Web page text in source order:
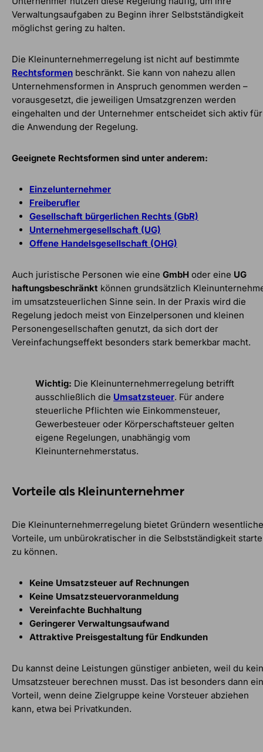
Verwaltungsaufgaben zu Beginn ihrer Selbstständigkeit
möglichst gering zu halten.
Die Kleinunternehmerregelung ist nicht auf bestimmte
Rechtsformen beschränkt. Sie kann von nahezu allen
Unternehmensformen in Anspruch genommen werden –
vorausgesetzt, die jeweiligen Umsatzgrenzen werden
eingehalten und der Unternehmer entscheidet sich aktiv für
die Anwendung der Regelung.
Geeignete Rechtsformen sind unter anderem:
Einzelunternehmer
Freiberufler
Gesellschaft bürgerlichen Rechts (GbR)
Unternehmergesellschaft (UG)
Offene Handelsgesellschaft (OHG)
Auch juristische Personen wie eine GmbH oder eine UG
haftungsbeschränkt können grundsätzlich
im umsatzsteuerlichen Sinne sein. In der Praxis wird die
Regelung jedoch meist von Einzelpersonen und kleinen
Personengesellschaften genutzt, da sich dort der
Vereinfachungseffekt besonders stark bemerkbar macht.
Wichtig: Die Kleinunternehmerregelung betrifft
ausschließlich die Umsatzsteuer. Für andere
steuerliche Pflichten wie Einkommensteuer,
Gewerbesteuer oder Körperschaftsteuer gelten
eigene Regelungen, unabhängig vom
Kleinunternehmerstatus.
Vorteile als Kleinunternehmer
Die Kleinunternehmerregelung bietet Gründern wesentliche
Vorteile, um unbürokratischer in die Selbstständigkeit
zu können.
Keine Umsatzsteuer auf Rechnungen
Keine Umsatzsteuervoranmeldung
Vereinfachte Buchhaltung
Geringerer Verwaltungsaufwand
Attraktive Preisgestaltung für Endkunden
Du kannst deine Leistungen günstiger anbieten, weil du
Umsatzsteuer berechnen musst. Das ist besonders dann ein
Vorteil, wenn deine Zielgruppe keine Vorsteuer abziehen
kann, etwa bei Privatkunden.